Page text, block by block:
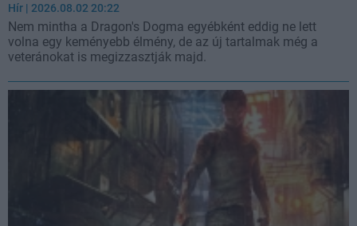
Hír | 2026.08.02 20:22
Nem mintha a Dragon's Dogma egyébként eddig ne lett
volna egy keményebb élmény, de az új tartalmak még a
veteránokat is megizzasztják majd.